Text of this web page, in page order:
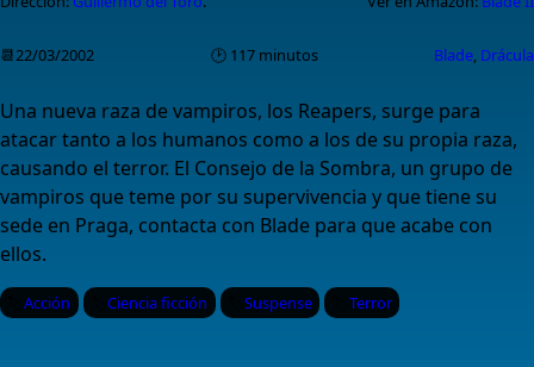
📆22/03/2002 🕑 117 minutos Blade, Drácula
Una nueva raza de vampiros, los Reapers, surge para
atacar tanto a los humanos como a los de su propia raza,
causando el terror. El Consejo de la Sombra, un grupo de
vampiros que teme por su supervivencia y que tiene su
sede en Praga, contacta con Blade para que acabe con
ellos.
Acción Ciencia ficción Suspense Terror